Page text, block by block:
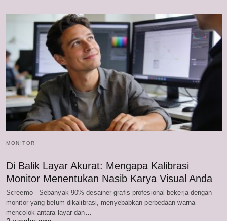
MONITOR
Di Balik Layar Akurat: Mengapa Kalibrasi
Monitor Menentukan Nasib Karya Visual Anda
Screemo - Sebanyak 90% desainer grafis profesional bekerja dengan
monitor yang belum dikalibrasi, menyebabkan perbedaan warna
mencolok antara layar dan…